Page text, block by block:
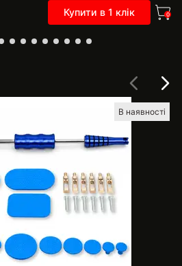
Купити в 1 клік 0
В наявності